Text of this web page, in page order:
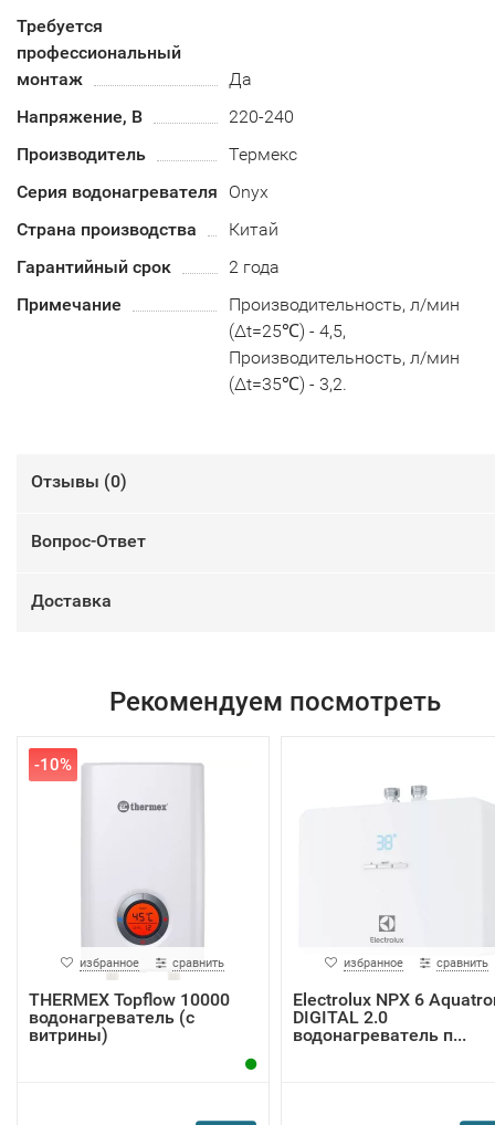
Требуется
профессиональный
монтаж
Да
Напряжение, В
220-240
Производитель
Термекс
Серия водонагревателя
Onyx
Страна производства
Китай
Гарантийный срок
2 года
Примечание
Производительность, л/мин
(∆t=25℃) - 4,5,
Производительность, л/мин
(∆t=35℃) - 3,2.
Отзывы (0)
Вопрос-Ответ
Доставка
Рекомендуем посмотреть
-10%
избранное сравнить
THERMEX Topflow 10000
водонагреватель (с
витрины)
избранное сравнить
Electrolux NPX 6
DIGITAL 2.0
водонагреватель п...